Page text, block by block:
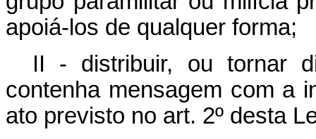
apoiá-los de qualquer forma;
II - distribuir, ou tornar
contenha mensagem com a
ato previsto no art. 2º desta